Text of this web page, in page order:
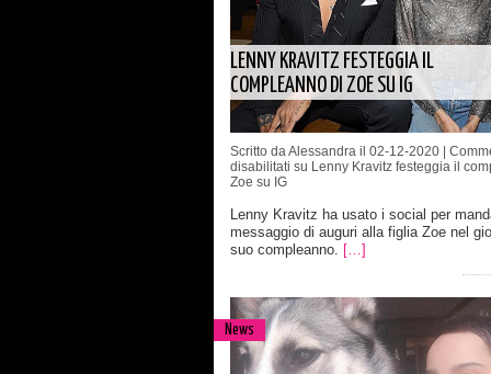
LENNY KRAVITZ FESTEGGIA IL
COMPLEANNO DI ZOE SU IG
Scritto da Alessandra il 02-12-2020 |
disabilitati su Lenny Kravitz festeggia il
Zoe su IG
Lenny Kravitz ha usato i social per
messaggio di auguri alla figlia Zoe nel
suo compleanno. […]
News